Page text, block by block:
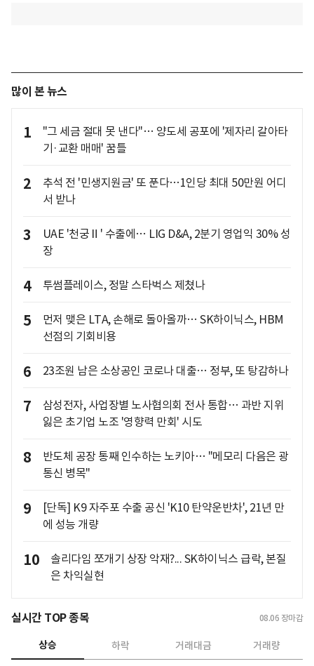
많이 본 뉴스
1
"그 세금 절대 못 낸다"… 양도세 공포에 '제자리 갈아타
기·교환 매매' 꿈틀
2
추석 전 '민생지원금' 또 푼다…1인당 최대 50만원 어디
서 받나
3
UAE '천궁Ⅱ' 수출에… LIG D&A, 2분기 영업익 30% 성
장
4 투썸플레이스, 정말 스타벅스 제쳤나
5
먼저 맺은 LTA, 손해로 돌아올까… SK하이닉스, HBM
선점의 기회비용
6 23조원 남은 소상공인 코로나 대출… 정부, 또 탕감하나
7
삼성전자, 사업장별 노사협의회 전사 통합… 과반 지위
잃은 초기업 노조 '영향력 만회' 시도
8
반도체 공장 통째 인수하는 노키아… "메모리 다음은 광
통신 병목"
9
[단독] K9 자주포 수출 공신 'K10 탄약운반차', 21년 만
에 성능 개량
10
솔리다임 쪼개기 상장 악재?... SK하이닉스 급락, 본질
은 차익실현
실시간 TOP 종목 08.06 장마감
상승 하락 거래대금 거래량